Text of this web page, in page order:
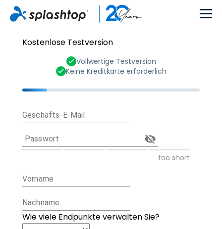
Kostenlose Testversion
Vollwertige Testversion
Keine Kreditkarte erforderlich
Geschäfts-E-Mail
Passwort
too short
Vorname
Nachname
Wie viele Endpunkte verwalten Sie?